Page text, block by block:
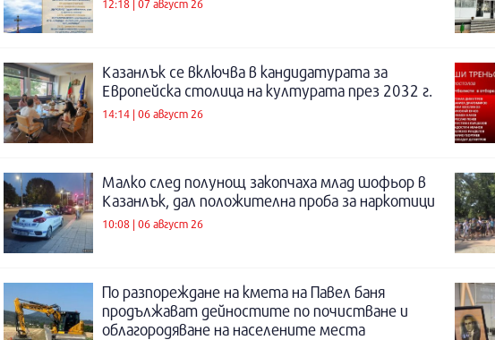
12:18 | 07 август 26
Казанлък се включва в кандидатурата за
Европейска столица на културата през 2032 г.
14:14 | 06 август 26
Малко след полунощ закопчаха млад шофьор в
Казанлък, дал положителна проба за наркотици
10:08 | 06 август 26
По разпореждане на кмета на Павел баня
продължават дейностите по почистване и
облагородяване на населените места